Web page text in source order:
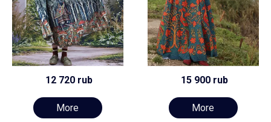
12 720 rub
More
15 900 rub
More